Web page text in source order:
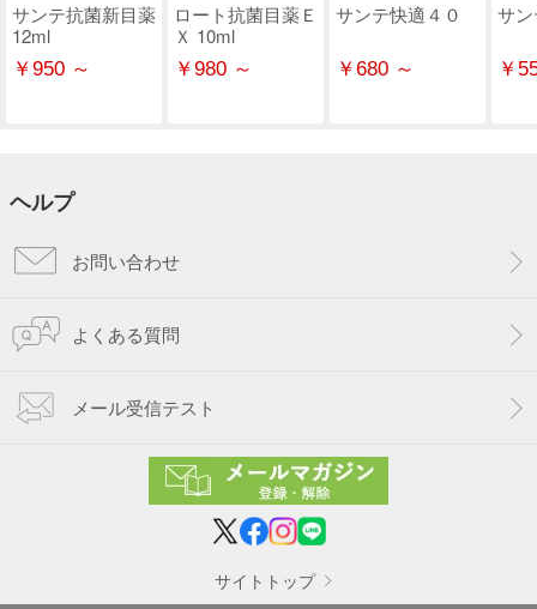
サンテ抗菌新目薬
12ml
￥950 ～
ロート抗菌目薬Ｅ
Ｘ 10ml
￥980 ～
サンテ快適４０
￥680 ～
サ
￥
ヘルプ
お問い合わせ
よくある質問
メール受信テスト
サイトトップ